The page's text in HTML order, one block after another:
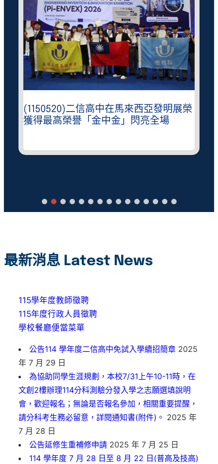
(1150520)二信高中在馬來西亞發明展榮
獲得最高榮譽「金中金」閃亮全場
最新消息 Latest News
115學年度教師徵聘
115年度行政人員徵聘
學校餐廳便當菜單
公告114 學年度二信高中免試入學續招簡章 2025
年 7 月 29 日
為協助同學生涯規劃，本校7/31上午10-11時，在
文創2樓辦理114分科測驗分發入學之志願選填說明
會，歡迎報名；無論是否報名參加，相關重要提醒，
請分科考生務必留意，詳閱通知書(附件)。 2025 年
7 月 28 日
公告延修生重補修申請 2025 年 7 月 25 日
114 學年度 7 月 28 日至 8 月 22 日(普高及技高)